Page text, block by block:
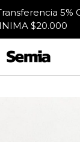
5%
$20.000